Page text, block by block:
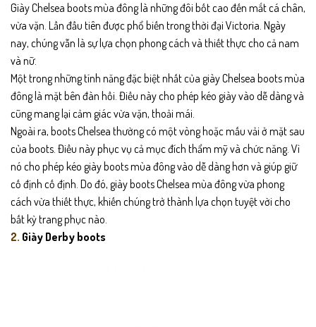
Giày Chelsea boots mùa đông là những đôi bốt cao đến mắt cá chân,
vừa vặn. Lần đầu tiên được phổ biến trong thời đại Victoria. Ngày
nay, chúng vẫn là sự lựa chọn phong cách và thiết thực cho cả nam
và nữ.
Một trong những tính năng đặc biệt nhất của giày Chelsea boots mùa
đông là mặt bên đàn hồi. Điều này cho phép kéo giày vào dễ dàng và
cũng mang lại cảm giác vừa vặn, thoải mái.
Ngoài ra, boots Chelsea thường có một vòng hoặc mấu vải ở mặt sau
của boots. Điều này phục vụ cả mục đích thẩm mỹ và chức năng. Vì
nó cho phép kéo giày boots mùa đông vào dễ dàng hơn và giúp giữ
cố định cố định. Do đó, giày boots Chelsea mùa đông vừa phong
cách vừa thiết thực, khiến chúng trở thành lựa chọn tuyệt vời cho
bất kỳ trang phục nào.
2. Giày Derby boots